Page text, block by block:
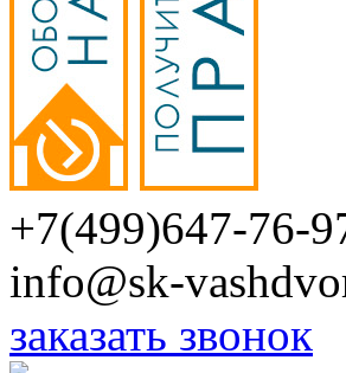
+7(499)647-76-
info@sk-
заказать звонок